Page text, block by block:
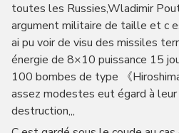
toutes les Russies,Wladimir
argument militaire de taille et c
ai pu voir de visu des missiles
énergie de 8×10 puissance 15
100 bombes de type 《
assez modestes eut égard à
destruction,,,